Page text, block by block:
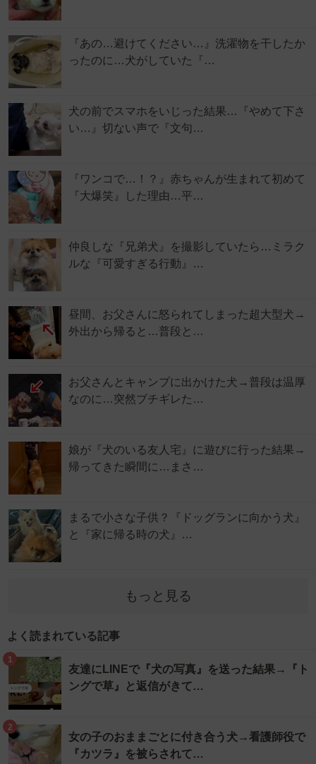
『あの…避けてください…』洗濯物を干したか
ったのに…犬がしていた『…
犬の前でスマホをいじった結果…『やめて下さ
い…』切ない声で『文句…
『ワンコで…！？』赤ちゃんが生まれて初めて
『大爆笑』した理由…平…
仲良しな『兄弟犬』を撮影していたら…ミラク
ルな『可愛すぎる行動』…
昼間、お父さんに怒られてしまった超大型犬→
外出から帰ると…普段と…
お父さんとキャンプに出かけた犬→普段は温厚
なのに…突然ブチギレた…
娘が『犬のいる友人宅』に遊びに行った結果→
帰ってきた瞬間に…まさ…
まるで小さな子供？『ドッグランに向かう犬』
と『家に帰る時の犬』…
もっと見る
よく読まれている記事
1
友達にLINEで『犬の写真』を送った結果→『ト
ングで草』と返信がきて…
2
女の子のおままごとに付き合う犬→看護師役で
『カツラ』を被らされて…